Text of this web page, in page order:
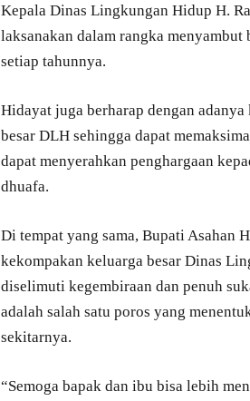
Kepala Dinas Lingkungan Hidup H.
laksanakan dalam rangka
setiap tahunnya.
Hidayat juga berharap dengan
besar DLH sehingga dapat
dapat menyerahkan penghargaan
dhuafa.
Di tempat yang sama, Bupati Asahan
kekompakan keluarga besar Dinas
diselimuti kegembiraan dan penuh
adalah salah satu poros yang
sekitarnya.
“Semoga bapak dan ibu bisa lebih